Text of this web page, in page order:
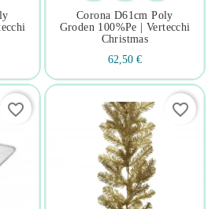
Corona D61cm Poly
Groden 100%pe | Vertecchi
Christmas
62,50 €
favorite_border favorite_border